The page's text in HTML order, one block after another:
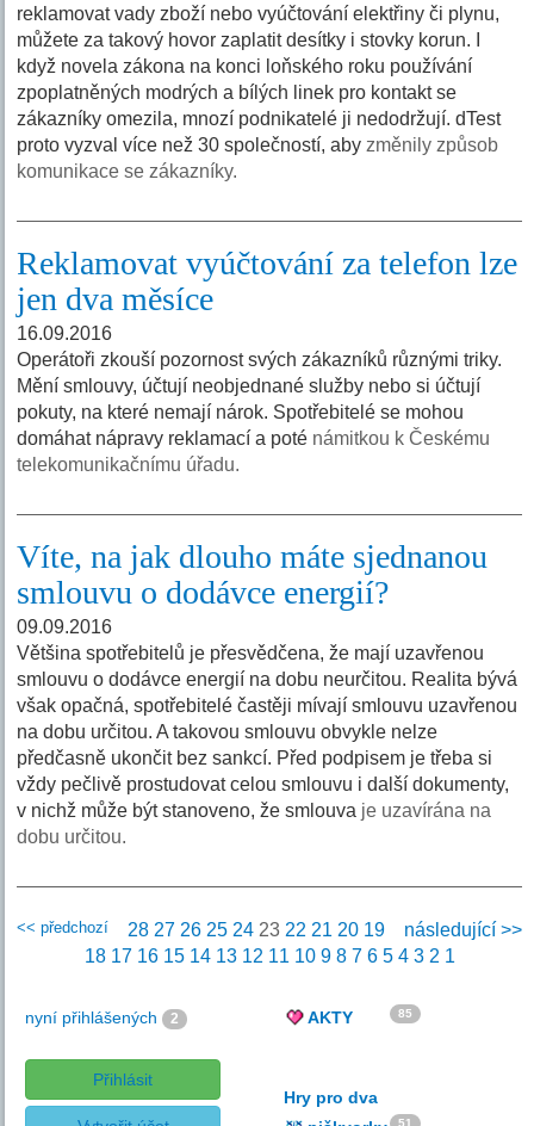
reklamovat vady zboží nebo vyúčtování elektřiny či plynu,
můžete za takový hovor zaplatit desítky i stovky korun. I
když novela zákona na konci loňského roku používání
zpoplatněných modrých a bílých linek pro kontakt se
zákazníky omezila, mnozí podnikatelé ji nedodržují. dTest
proto vyzval více než 30 společností, aby změnily způsob
komunikace se zákazníky.
Reklamovat vyúčtování za telefon lze
jen dva měsíce
16.09.2016
Operátoři zkouší pozornost svých zákazníků různými triky.
Mění smlouvy, účtují neobjednané služby nebo si účtují
pokuty, na které nemají nárok. Spotřebitelé se mohou
domáhat nápravy reklamací a poté námitkou k Českému
telekomunikačnímu úřadu.
Víte, na jak dlouho máte sjednanou
smlouvu o dodávce energií?
09.09.2016
Většina spotřebitelů je přesvědčena, že mají uzavřenou
smlouvu o dodávce energií na dobu neurčitou. Realita bývá
však opačná, spotřebitelé častěji mívají smlouvu uzavřenou
na dobu určitou. A takovou smlouvu obvykle nelze
předčasně ukončit bez sankcí. Před podpisem je třeba si
vždy pečlivě prostudovat celou smlouvu i další dokumenty,
v nichž může být stanoveno, že smlouva je uzavírána na
dobu určitou.
<< předchozí následující >>
28 27 26 25 24 23 22 21 20 19
18 17 16 15 14 13 12 11 10 9 8 7 6 5 4 3 2 1
nyní přihlášených 2
Přihlásit
AKTY 85
Hry pro dva
51